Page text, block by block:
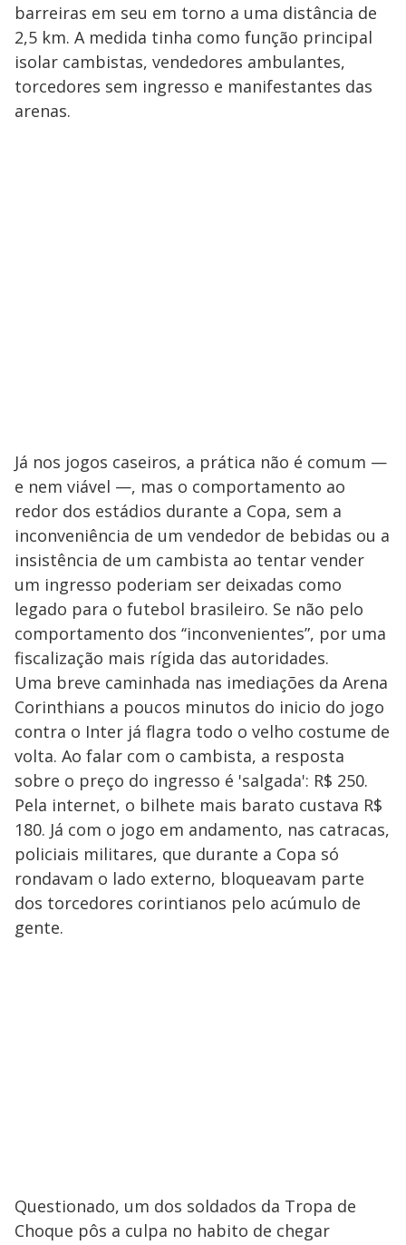
barreiras em seu em torno a uma distância de
2,5 km. A medida tinha como função principal
isolar cambistas, vendedores ambulantes,
torcedores sem ingresso e manifestantes das
arenas.
Já nos jogos caseiros, a prática não é comum —
e nem viável —, mas o comportamento ao
redor dos estádios durante a Copa, sem a
inconveniência de um vendedor de bebidas ou a
insistência de um cambista ao tentar vender
um ingresso poderiam ser deixadas como
legado para o futebol brasileiro. Se não pelo
comportamento dos ‘‘inconvenientes”, por uma
fiscalização mais rígida das autoridades.
Uma breve caminhada nas imediações da Arena
Corinthians a poucos minutos do inicio do jogo
contra o Inter já flagra todo o velho costume de
volta. Ao falar com o cambista, a resposta
sobre o preço do ingresso é 'salgada': R$ 250.
Pela internet, o bilhete mais barato custava R$
180. Já com o jogo em andamento, nas catracas,
policiais militares, que durante a Copa só
rondavam o lado externo, bloqueavam parte
dos torcedores corintianos pelo acúmulo de
gente.
Questionado, um dos soldados da Tropa de
Choque pôs a culpa no habito de chegar